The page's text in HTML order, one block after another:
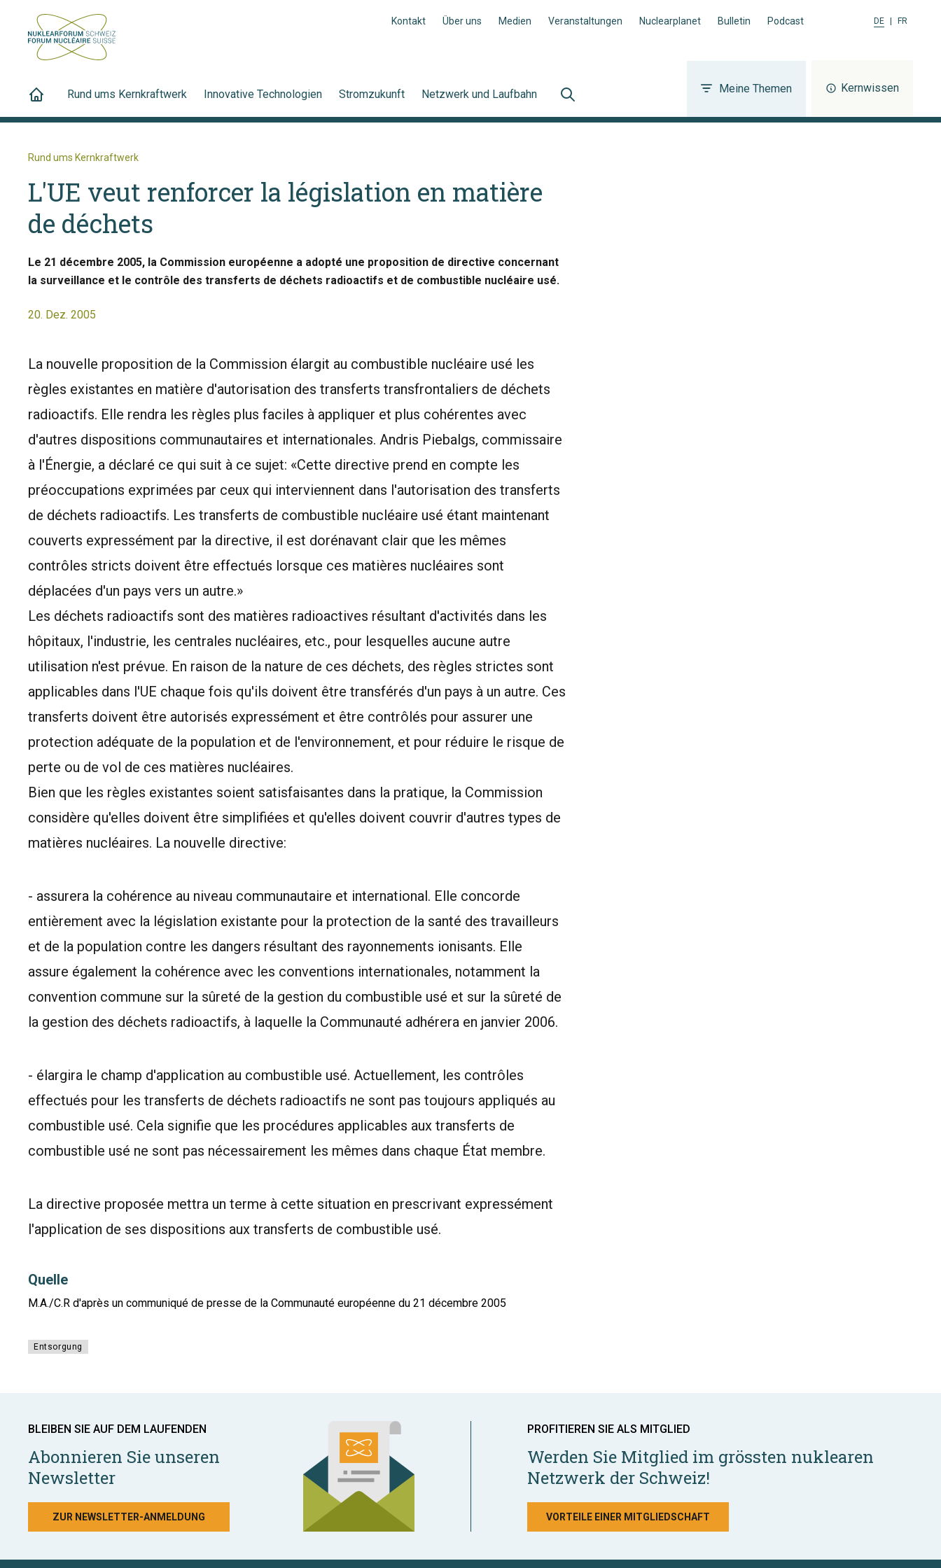
Kontakt Über uns Medien Veranstaltungen Nuclearplanet Bulletin Podcast DE FR
Rund ums Kernkraftwerk Innovative Technologien Stromzukunft Netzwerk und Laufbahn Meine Themen Kernwissen
Rund ums Kernkraftwerk
L'UE veut renforcer la législation en matière
de déchets
Le 21 décembre 2005, la Commission européenne a adopté une proposition de directive concernant
la surveillance et le contrôle des transferts de déchets radioactifs et de combustible nucléaire usé.
20. Dez. 2005
La nouvelle proposition de la Commission élargit au combustible nucléaire usé les
règles existantes en matière d'autorisation des transferts transfrontaliers de déchets
radioactifs. Elle rendra les règles plus faciles à appliquer et plus cohérentes avec
d'autres dispositions communautaires et internationales. Andris Piebalgs, commissaire
à l'Énergie, a déclaré ce qui suit à ce sujet: «Cette directive prend en compte les
préoccupations exprimées par ceux qui interviennent dans l'autorisation des transferts
de déchets radioactifs. Les transferts de combustible nucléaire usé étant maintenant
couverts expressément par la directive, il est dorénavant clair que les mêmes
contrôles stricts doivent être effectués lorsque ces matières nucléaires sont
déplacées d'un pays vers un autre.»
Les déchets radioactifs sont des matières radioactives résultant d'activités dans les
hôpitaux, l'industrie, les centrales nucléaires, etc., pour lesquelles aucune autre
utilisation n'est prévue. En raison de la nature de ces déchets, des règles strictes sont
applicables dans l'UE chaque fois qu'ils doivent être transférés d'un pays à un autre. Ces
transferts doivent être autorisés expressément et être contrôlés pour assurer une
protection adéquate de la population et de l'environnement, et pour réduire le risque de
perte ou de vol de ces matières nucléaires.
Bien que les règles existantes soient satisfaisantes dans la pratique, la Commission
considère qu'elles doivent être simplifiées et qu'elles doivent couvrir d'autres types de
matières nucléaires. La nouvelle directive:
- assurera la cohérence au niveau communautaire et international. Elle concorde
entièrement avec la législation existante pour la protection de la santé des travailleurs
et de la population contre les dangers résultant des rayonnements ionisants. Elle
assure également la cohérence avec les conventions internationales, notamment la
convention commune sur la sûreté de la gestion du combustible usé et sur la sûreté de
la gestion des déchets radioactifs, à laquelle la Communauté adhérera en janvier 2006.
- élargira le champ d'application au combustible usé. Actuellement, les contrôles
effectués pour les transferts de déchets radioactifs ne sont pas toujours appliqués au
combustible usé. Cela signifie que les procédures applicables aux transferts de
combustible usé ne sont pas nécessairement les mêmes dans chaque État membre.
La directive proposée mettra un terme à cette situation en prescrivant expressément
l'application de ses dispositions aux transferts de combustible usé.
Quelle
M.A./C.R d'après un communiqué de presse de la Communauté européenne du 21 décembre 2005
Entsorgung
BLEIBEN SIE AUF DEM LAUFENDEN
Abonnieren Sie unseren
Newsletter
ZUR NEWSLETTER-ANMELDUNG
PROFITIEREN SIE ALS MITGLIED
Werden Sie Mitglied im grössten nuklearen
Netzwerk der Schweiz!
VORTEILE EINER MITGLIEDSCHAFT